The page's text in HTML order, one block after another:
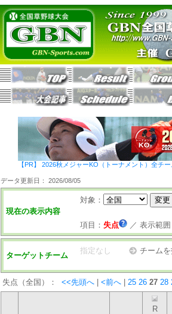
【PR】 2026秋メジャーKO（トーナメント）全チ
データ更新日： 2026/08/05
現在の表示内容
対象：
項目： 失点 ／ 表示範囲
ターゲットチーム
指定なし チーム
失点（全国）： <<先頭へ <前へ 25 26 27 28
R